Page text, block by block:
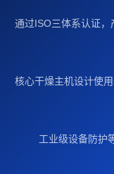
通过ISO三体系认证
核心干燥主机设计使
工业级设备防护